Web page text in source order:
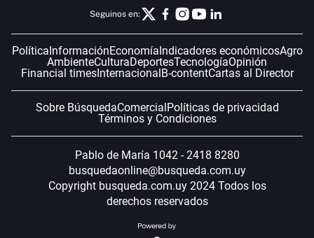
Seguinos en:
PolíticaInformaciónEconomíaIndicadores económicosAgro
AmbienteCulturaDeportesTecnologíaOpinión
Financial timesInternacionalB-contentCartas al Director
Sobre BúsquedaComercialPolíticas de privacidad
Términos y Condiciones
Pablo de María 1042 - 2418 8280
busquedaonline@busqueda.com.uy
Copyright busqueda.com.uy 2024 Todos los
derechos reservados